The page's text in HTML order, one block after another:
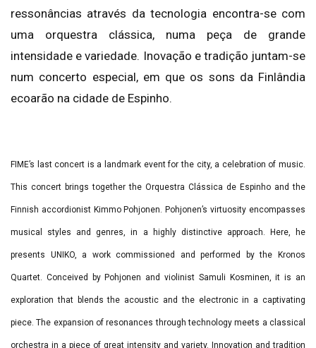
ressonâncias através da tecnologia encontra-se com
uma orquestra clássica, numa peça de grande
intensidade e variedade. Inovação e tradição juntam-se
num concerto especial, em que os sons da Finlândia
ecoarão na cidade de Espinho.
FIME’s last concert is a landmark event for the city, a celebration of music.
This concert brings together the Orquestra Clássica de Espinho and the
Finnish accordionist Kimmo Pohjonen. Pohjonen’s virtuosity encompasses
musical styles and genres, in a highly distinctive approach. Here, he
presents UNIKO, a work commissioned and performed by the Kronos
Quartet. Conceived by Pohjonen and violinist Samuli Kosminen, it is an
exploration that blends the acoustic and the electronic in a captivating
piece. The expansion of resonances through technology meets a classical
orchestra in a piece of great intensity and variety. Innovation and tradition